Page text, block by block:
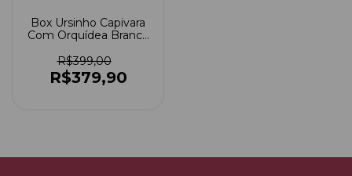
Box Ursinho Capivara
Com Orquídea Branca
R$399,00
R$379,90